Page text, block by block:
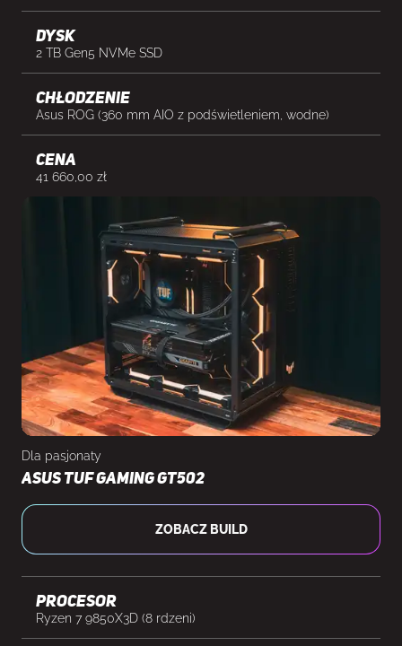
Dysk
2 TB Gen5 NVMe SSD
Chłodzenie
Asus ROG (360 mm AIO z podświetleniem, wodne)
cena
41 660,00 zł
Dla pasjonaty
Asus TUF Gaming GT502
ZOBACZ BUILD
Procesor
Ryzen 7 9850X3D (8 rdzeni)